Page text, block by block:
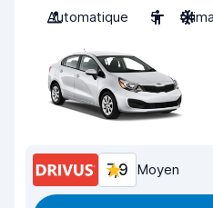
Automatique
5
7,9 Moyen